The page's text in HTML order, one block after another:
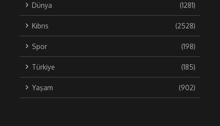
Dünya (1281)
Kıbrıs (2528)
Spor (198)
Türkiye (185)
Yaşam (902)